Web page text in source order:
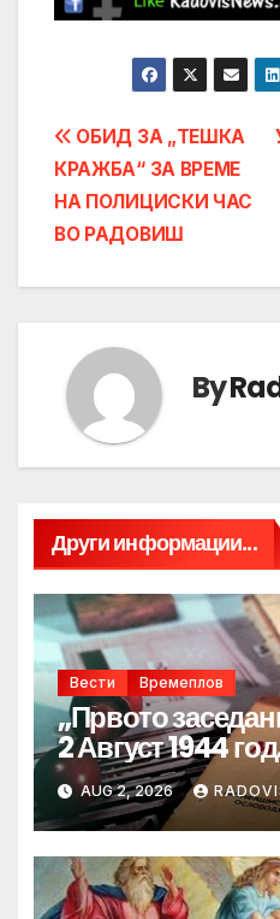
Post
navigation
ОБИД ЗА „ТЕШКА
КРАЖБА“ ЗА ВРЕМЕ
НА ПОЛИЦИСКИ ЧАС
ВО РАДОВИШ
By
Други информации...
Вести Времеплов
„Првото
2 Август 1944
AUG 2, 2026